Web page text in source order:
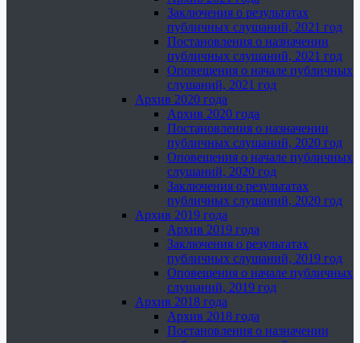
Заключения о результатах
публичных слушаний, 2021 год
Постановления о назначении
публичных слушаний, 2021 год
Оповещения о начале публичных
слушаний, 2021 год
Архив 2020 года
Архив 2020 года
Постановления о назначении
публичных слушаний, 2020 год
Оповещения о начале публичных
слушаний, 2020 год
Заключения о результатах
публичных слушаний, 2020 год
Архив 2019 года
Архив 2019 года
Заключения о результатах
публичных слушаний, 2019 год
Оповещения о начале публичных
слушаний, 2019 год
Архив 2018 года
Архив 2018 года
Постановления о назначении